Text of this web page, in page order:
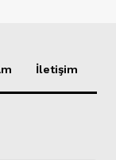
İletişim